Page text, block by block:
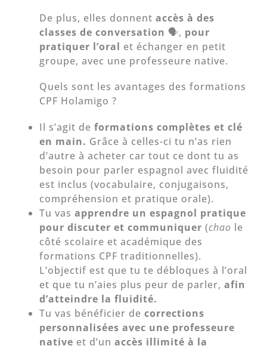
De plus, elles donnentaccès à des
classes de conversation 🗣, pour
pratiquer l’oral et échanger en petit
groupe, avec une professeure native.
Quels sont les avantages des formations
CPF Holamigo ?
Il s’agit de formations complètes et clé
en main. Grâce à celles-ci tu n’as rien
d’autre à acheter car tout ce dont tu as
besoin pour parler espagnol avec fluidité
est inclus (vocabulaire, conjugaisons,
compréhension et pratique orale).
Tu vasapprendre un espagnol pratique
pour discuter et communiquer(chao le
côté scolaire et académique des
formations CPF traditionnelles).
L’objectif est que tu te débloques à l’oral
et que tu n’aies plus peur de parler,afin
d’atteindre la fluidité.
Tu vas bénéficier decorrections
personnalisées avec une professeure
native et d’unaccès illimité à la